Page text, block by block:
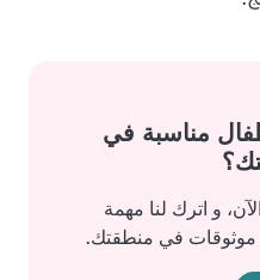
مناسبة في
و اترك لنا مهمة
موثوقات في منطقتك.